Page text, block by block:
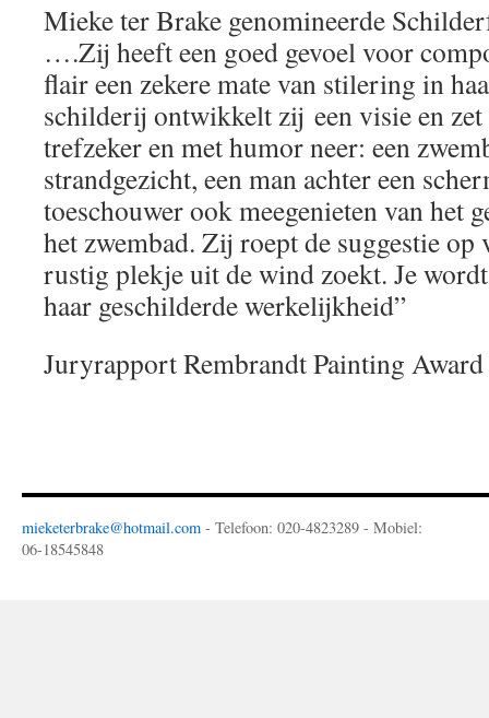
Mieke ter Brake genomineerde
….Zij heeft een goed gevoel voor
flair een zekere mate van stilering in
schilderij ontwikkelt zij een visie en
trefzeker en met humor neer: een
strandgezicht, een man achter een
toeschouwer ook meegenieten van het
het zwembad. Zij roept de suggestie op
rustig plekje uit de wind zoekt. Je
haar geschilderde werkelijkheid”
Juryrapport Rembrandt Painting Award
mieketerbrake@hotmail.com - Telefoon: 020-4823289 - Mobiel:
06-18545848